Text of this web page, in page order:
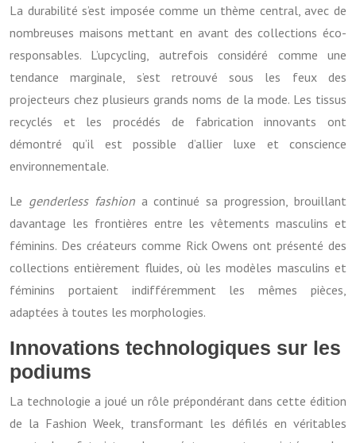
La durabilité s’est imposée comme un thème central, avec de
nombreuses maisons mettant en avant des collections éco-
responsables. L’upcycling, autrefois considéré comme une
tendance marginale, s’est retrouvé sous les feux des
projecteurs chez plusieurs grands noms de la mode. Les tissus
recyclés et les procédés de fabrication innovants ont
démontré qu’il est possible d’allier luxe et conscience
environnementale.
Le genderless fashion a continué sa progression, brouillant
davantage les frontières entre les vêtements masculins et
féminins. Des créateurs comme Rick Owens ont présenté des
collections entièrement fluides, où les modèles masculins et
féminins portaient indifféremment les mêmes pièces,
adaptées à toutes les morphologies.
Innovations technologiques sur les
podiums
La technologie a joué un rôle prépondérant dans cette édition
de la Fashion Week, transformant les défilés en véritables